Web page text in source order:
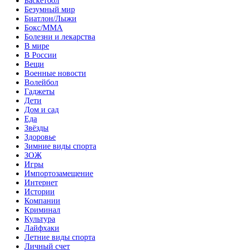
Безумный мир
Биатлон/Лыжи
Бокс/MMA
Болезни и лекарства
В мире
В России
Вещи
Военные новости
Волейбол
Гаджеты
Дети
Дом и сад
Еда
Звёзды
Здоровье
Зимние виды спорта
ЗОЖ
Игры
Импортозамещение
Интернет
Истории
Компании
Криминал
Культура
Лайфхаки
Летние виды спорта
Личный счет